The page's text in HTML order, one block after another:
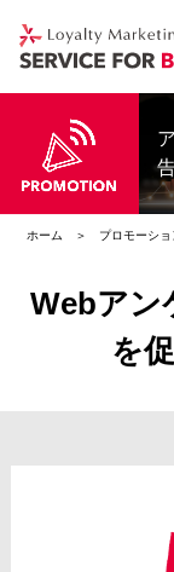
ホーム プロモーショ
Webアン
を